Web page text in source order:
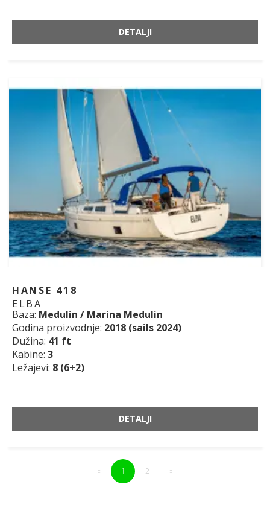
DETALJI
HANSE 418
ELBA
Baza: Medulin / Marina Medulin
Godina proizvodnje: 2018 (sails 2024)
Dužina: 41 ft
Kabine: 3
Ležajevi: 8 (6+2)
DETALJI
« 1 2 »